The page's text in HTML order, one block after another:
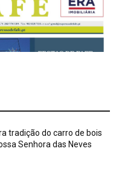
tradição do carro de bois
Senhora das Neves